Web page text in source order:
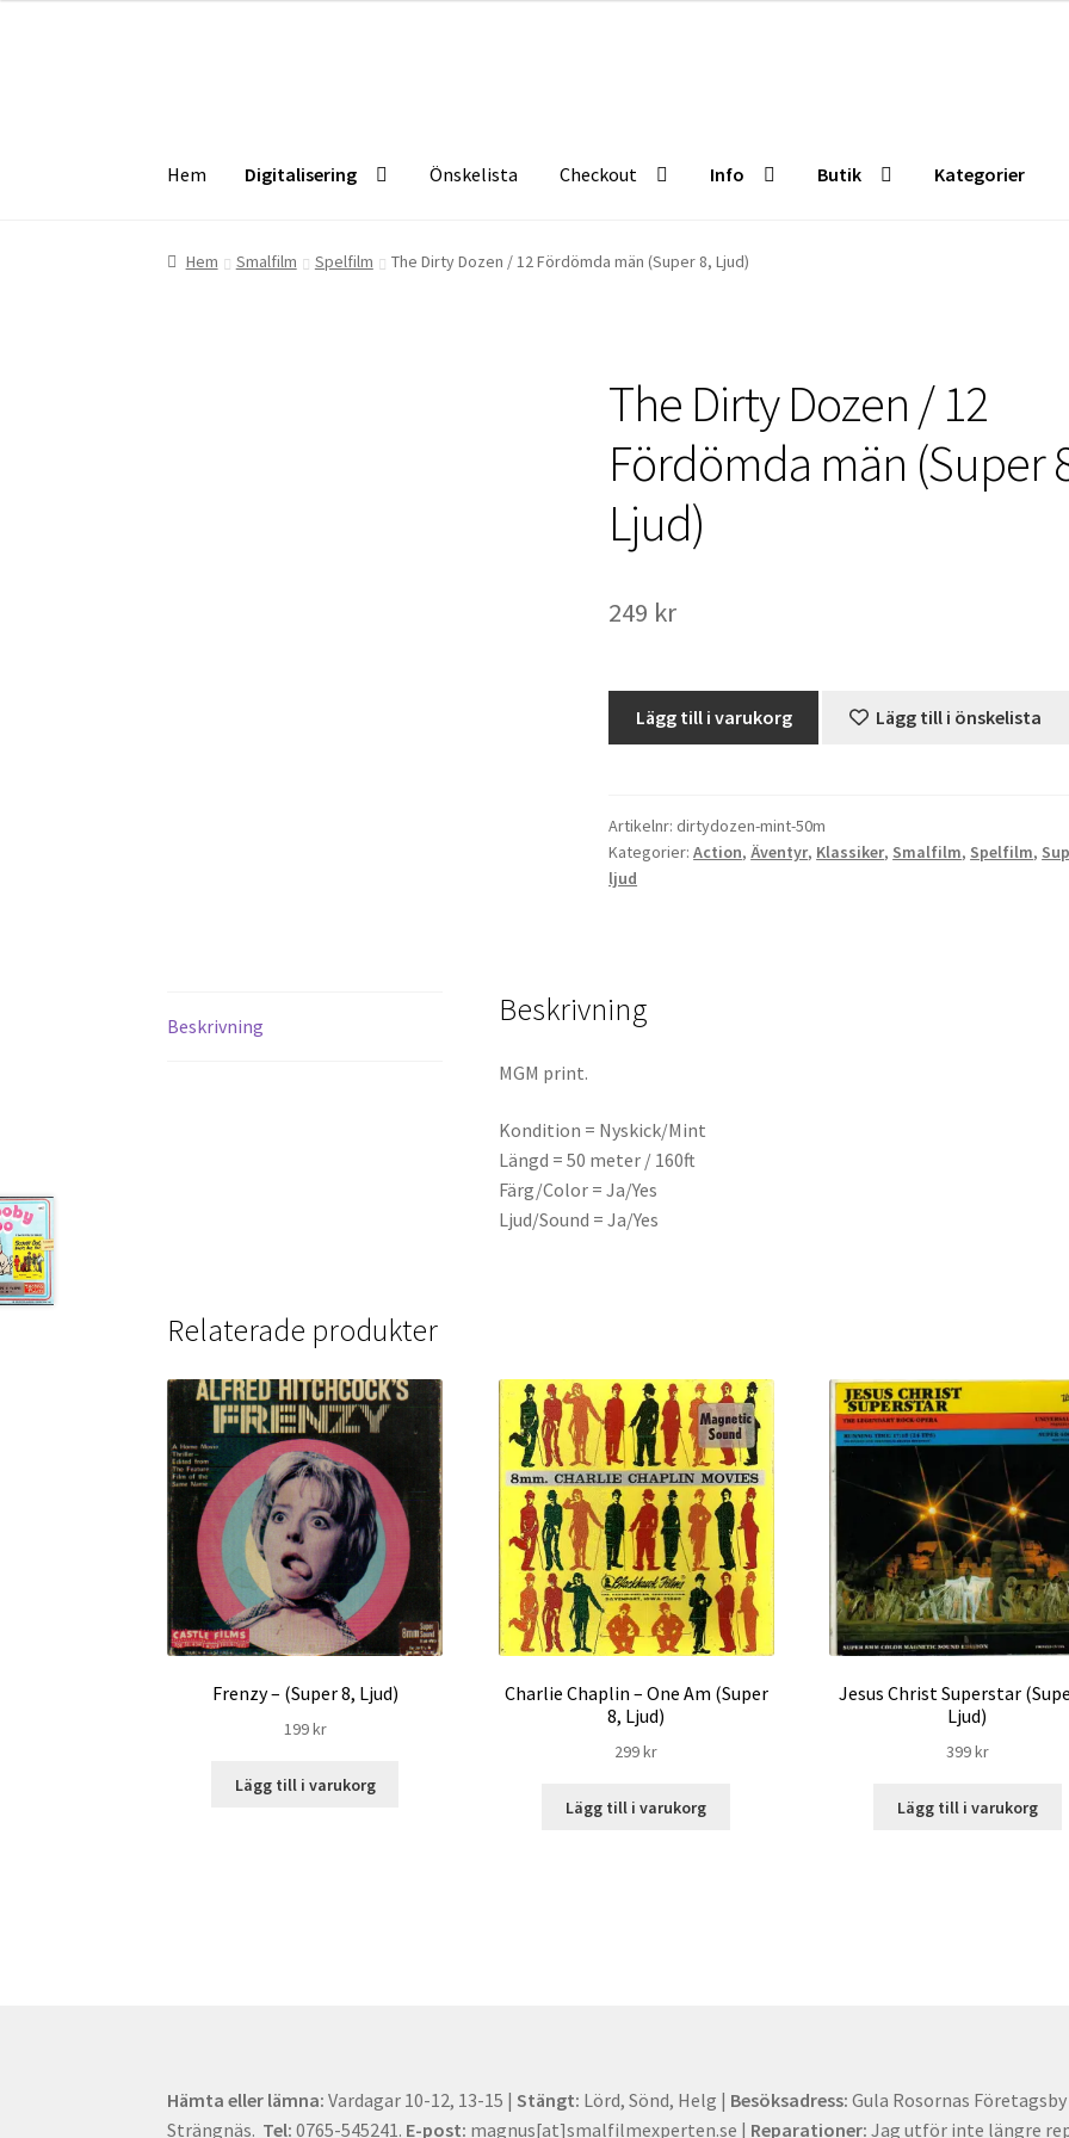
Hem Digitalisering Önskelista Checkout Info Butik Kategorier
Hem Digitalisering Önskelista Checkout Info Butik Kategorier
Hem Smalfilm Spelfilm The Dirty Dozen / 12 Fördömda män (Super 8, Ljud)
The Dirty Dozen / 12
Fördömda män (Super
Ljud)
249 kr
12
Fördömda
män
mängd
Lägg till i varukorg Lägg till i önskelista
Artikelnr: dirtydozen-mint-50m
Kategorier:Action,Äventyr, Klassiker, Smalfilm, Spelfilm,
ljud
Beskrivning Beskrivning
MGM print.
Kondition = Nyskick/Mint
Längd = 50 meter / 160ft
Färg/Color = Ja/Yes
Ljud/Sound = Ja/Yes
Relaterade produkter
Frenzy – (Super 8, Ljud)
199kr
Lägg till i varukorg
Charlie Chaplin – One Am (Super
8, Ljud)
299kr
Lägg till i varukorg
Jesus Christ Superstar
Ljud)
399kr
Lägg till i varukorg
Hämta eller lämna:Vardagar 10-12, 13-15 |Stängt: Lörd, Sönd, Helg | Besöksadress: Gula Rosornas
Strängnäs. Tel:0765-545241. E-post: magnus[at]smalfilmexperten.se | Reparationer: Jag utför inte längre